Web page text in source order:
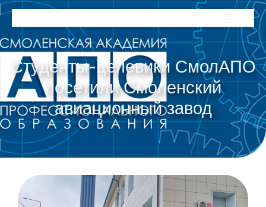
Студенты-целевики СмолАПО
посетили Смоленский
авиационный завод